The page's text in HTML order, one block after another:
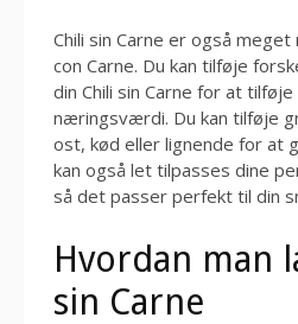
Chili sin Carne er også meget
con Carne. Du kan tilføje
din Chili sin Carne for at
næringsværdi. Du kan tilføje
ost, kød eller lignende for at
kan også let tilpasses dine
så det passer perfekt til din
Hvordan man
sin Carne